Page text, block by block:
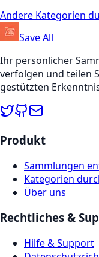
Andere Kategorien
Save All
Ihr persönlicher
verfolgen und teilen
gestützten
Produkt
Sammlungen
Kategorien
Über uns
Rechtliches &
Hilfe & Support